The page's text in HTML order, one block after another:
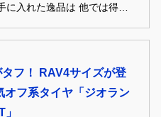
入れた逸品は 他では得ら
タフ！ RAV4サイズが登
オフ系タイヤ「ジオラン